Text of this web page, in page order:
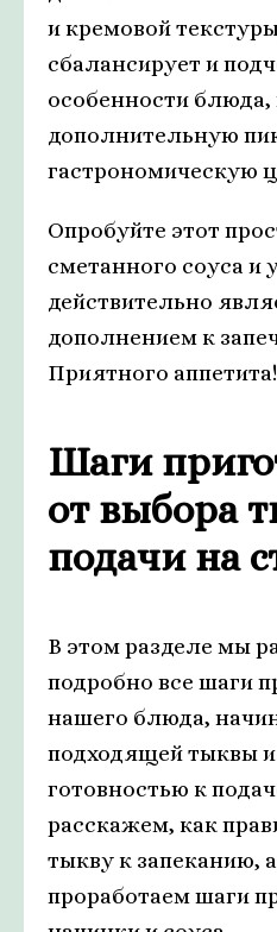
и кремовой
сбалансирует и
особенности
дополнительную
гастрономическую
Опробуйте этот
сметанного соуса и
действительно
дополнением к
Приятного аппетита!
Шаги
от выбора
подачи на
В этом разделе мы
подробно все шаги
нашего блюда,
подходящей тыквы и
готовностью к
расскажем, как
тыкву к запеканию,
проработаем шаги